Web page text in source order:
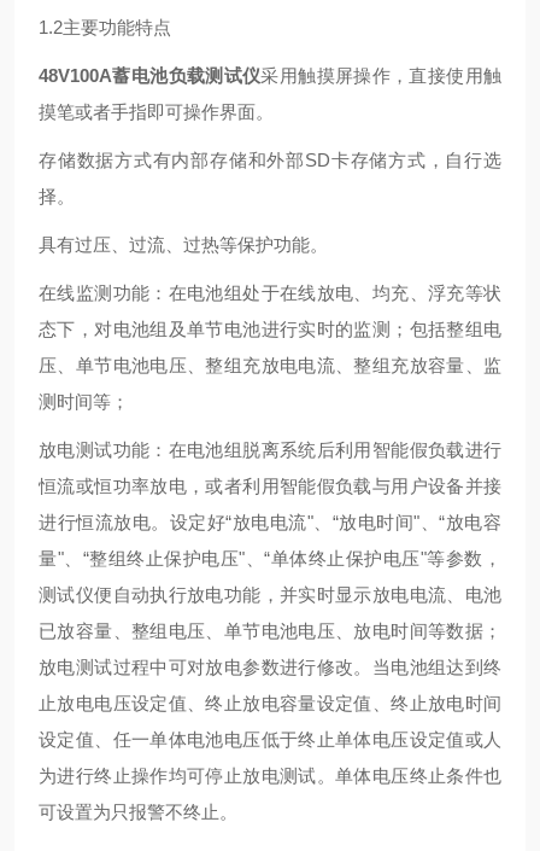
1.2主要功能特点
48V100A蓄电池负载测试仪采用触摸屏操作，直接使用触
摸笔或者手指即可操作界面。
存储数据方式有内部存储和外部SD卡存储方式，自行选
择。
具有过压、过流、过热等保护功能。
在线监测功能：在电池组处于在线放电、均充、浮充等状
态下，对电池组及单节电池进行实时的监测；包括整组电
压、单节电池电压、整组充放电电流、整组充放容量、监
测时间等；
放电测试功能：在电池组脱离系统后利用智能假负载进行
恒流或恒功率放电，或者利用智能假负载与用户设备并接
进行恒流放电。设定好“放电电流"、“放电时间"、“放电容
量"、“整组终止保护电压"、“单体终止保护电压"等参数，
测试仪便自动执行放电功能，并实时显示放电电流、电池
已放容量、整组电压、单节电池电压、放电时间等数据；
放电测试过程中可对放电参数进行修改。当电池组达到终
止放电电压设定值、终止放电容量设定值、终止放电时间
设定值、任一单体电池电压低于终止单体电压设定值或人
为进行终止操作均可停止放电测试。单体电压终止条件也
可设置为只报警不终止。